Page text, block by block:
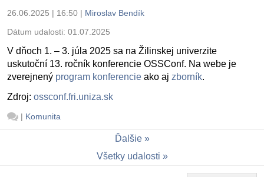
26.06.2025 | 16:50 | Miroslav Bendík
Dátum udalosti: 01.07.2025
V dňoch 1. – 3. júla 2025 sa na Žilinskej univerzite
uskutoční 13. ročník konferencie OSSConf. Na webe je
zverejnený program konferencie ako aj zborník.
Zdroj: ossconf.fri.uniza.sk
| Komunita
Ďalšie
Všetky udalosti